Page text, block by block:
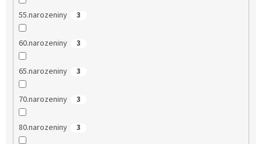
55.narozeniny 3
60.narozeniny 3
65.narozeniny 3
70.narozeniny 3
80.narozeniny 3